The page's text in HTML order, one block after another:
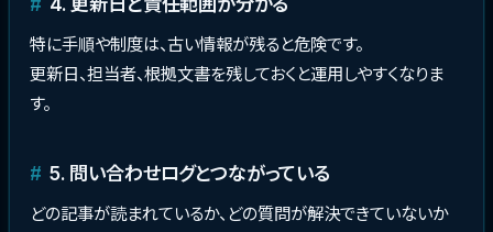
特に手順や制度は、古い情報が残ると危険です。
更新日、担当者、根拠文書を残しておくと運用しやすくなりま
す。
5. 問い合わせログとつながっている
どの記事が読まれているか、どの質問が解決できていないか